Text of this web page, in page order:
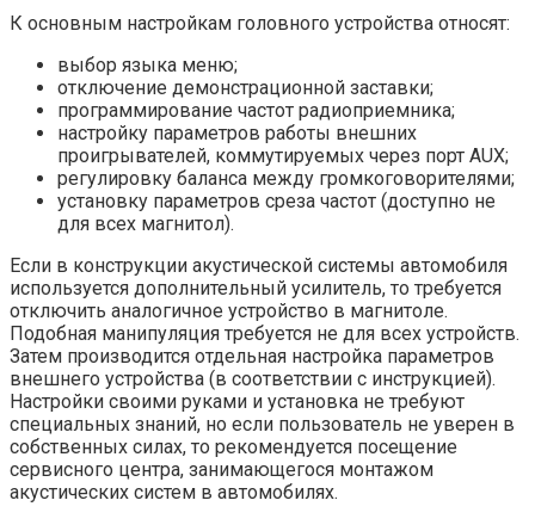
К основным настройкам головного устройства относят:
выбор языка меню;
отключение демонстрационной заставки;
программирование частот радиоприемника;
настройку параметров работы внешних
проигрывателей, коммутируемых через порт AUX;
регулировку баланса между громкоговорителями;
установку параметров среза частот (доступно не
для всех магнитол).
Если в конструкции акустической системы автомобиля
используется дополнительный усилитель, то требуется
отключить аналогичное устройство в магнитоле.
Подобная манипуляция требуется не для всех устройств.
Затем производится отдельная настройка параметров
внешнего устройства (в соответствии с инструкцией).
Настройки своими руками и установка не требуют
специальных знаний, но если пользователь не уверен в
собственных силах, то рекомендуется посещение
сервисного центра, занимающегося монтажом
акустических систем в автомобилях.